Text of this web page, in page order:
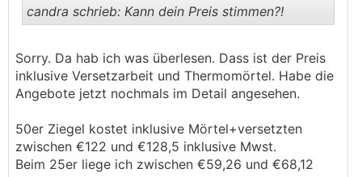
..
candra schrieb: Kann dein Preis stimmen?!
Sorry. Da hab ich was überlesen. Dass ist der Preis
inklusive Versetzarbeit und Thermomörtel. Habe die
Angebote jetzt nochmals im Detail angesehen.
50er Ziegel kostet inklusive Mörtel+versetzten
zwischen €122 und €128,5 inklusive Mwst.
Beim 25er liege ich zwischen €59,26 und €68,12